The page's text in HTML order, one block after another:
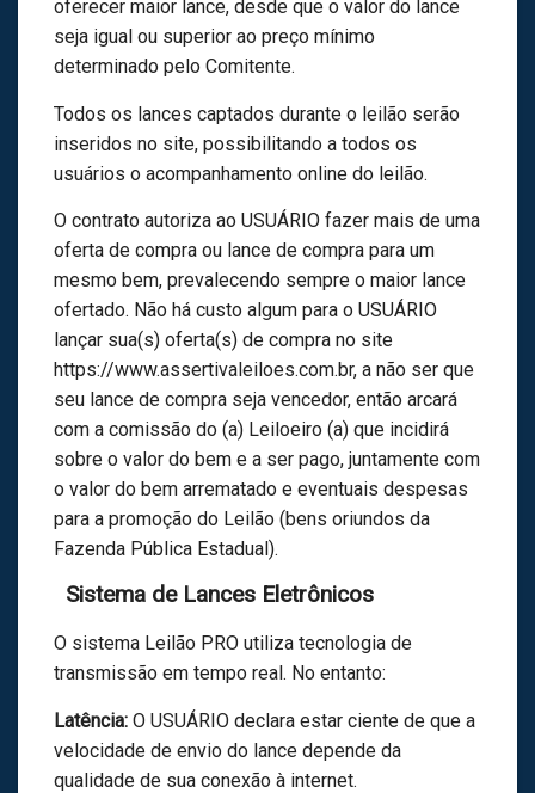
oferecer maior lance, desde que o valor do lance
seja igual ou superior ao preço mínimo
determinado pelo Comitente.
Todos os lances captados durante o leilão serão
inseridos no site, possibilitando a todos os
usuários o acompanhamento online do leilão.
O contrato autoriza ao USUÁRIO fazer mais de uma
oferta de compra ou lance de compra para um
mesmo bem, prevalecendo sempre o maior lance
ofertado. Não há custo algum para o USUÁRIO
lançar sua(s) oferta(s) de compra no site
https://www.assertivaleiloes.com.br, a não ser que
seu lance de compra seja vencedor, então arcará
com a comissão do (a) Leiloeiro (a) que incidirá
sobre o valor do bem e a ser pago, juntamente com
o valor do bem arrematado e eventuais despesas
para a promoção do Leilão (bens oriundos da
Fazenda Pública Estadual).
Sistema de Lances Eletrônicos
O sistema Leilão PRO utiliza tecnologia de
transmissão em tempo real. No entanto:
Latência: O USUÁRIO declara estar ciente de que a
velocidade de envio do lance depende da
qualidade de sua conexão à internet.